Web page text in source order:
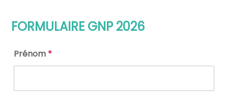
FORMULAIRE GNP 2026
Prénom *